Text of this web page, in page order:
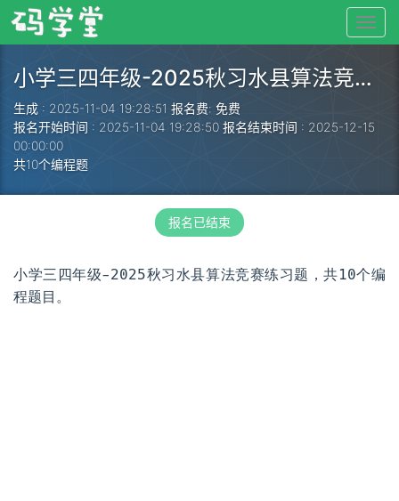
小学三四年级-2025秋习水县算法竞赛练习题
生成 : 2025-11-04 19:28:51 报名费: 免费
报名开始时间 : 2025-11-04 19:28:50 报名结束时间 : 2025-12-15
00:00:00
共10个编程题
报名已结束
小学三四年级-2025秋习水县算法竞赛练习题，共10个编
程题目。